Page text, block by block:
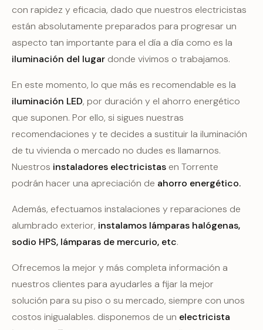
con rapidez y eficacia, dado que nuestros electricistas
están absolutamente preparados para progresar un
aspecto tan importante para el día a día como es la
iluminación del lugar donde vivimos o trabajamos.
En este momento, lo que más es recomendable es la
iluminación LED, por duración y el ahorro energético
que suponen. Por ello, si sigues nuestras
recomendaciones y te decides a sustituir la iluminación
de tu vivienda o mercado no dudes es llamarnos.
Nuestros instaladores electricistas en Torrente
podrán hacer una apreciación de ahorro energético.
Además, efectuamos instalaciones y reparaciones de
alumbrado exterior, instalamos lámparas halógenas,
sodio HPS, lámparas de mercurio, etc.
Ofrecemos la mejor y más completa información a
nuestros clientes para ayudarles a fijar la mejor
solución para su piso o su mercado, siempre con unos
costos inigualables. disponemos de un electricista